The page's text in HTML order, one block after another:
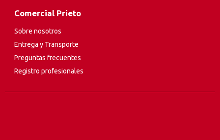
Comercial Prieto
Sobre nosotros
Entrega y Transporte
Preguntas frecuentes
Registro profesionales